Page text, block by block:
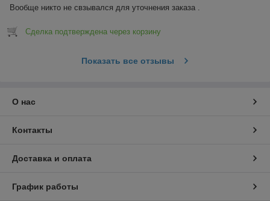
Вообще никто не свзывался для уточнения заказа .
Сделка подтверждена через корзину
Показать все отзывы
О нас
Контакты
Доставка и оплата
График работы